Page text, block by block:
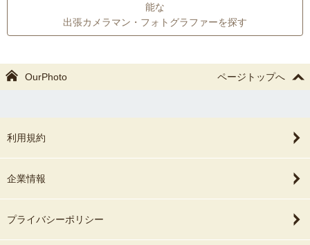
能な
出張カメラマン・フォトグラファーを探す
OurPhoto ページトップへ
利用規約
企業情報
プライバシーポリシー